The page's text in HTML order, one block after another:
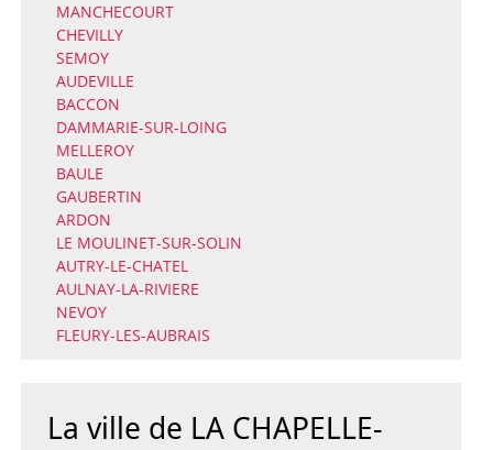
MANCHECOURT
CHEVILLY
SEMOY
AUDEVILLE
BACCON
DAMMARIE-SUR-LOING
MELLEROY
BAULE
GAUBERTIN
ARDON
LE MOULINET-SUR-SOLIN
AUTRY-LE-CHATEL
AULNAY-LA-RIVIERE
NEVOY
FLEURY-LES-AUBRAIS
La ville de LA CHAPELLE-